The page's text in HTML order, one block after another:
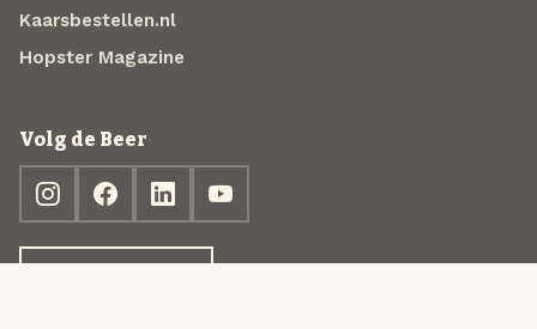
Kaarsbestellen.nl
Hopster Magazine
Volg de Beer